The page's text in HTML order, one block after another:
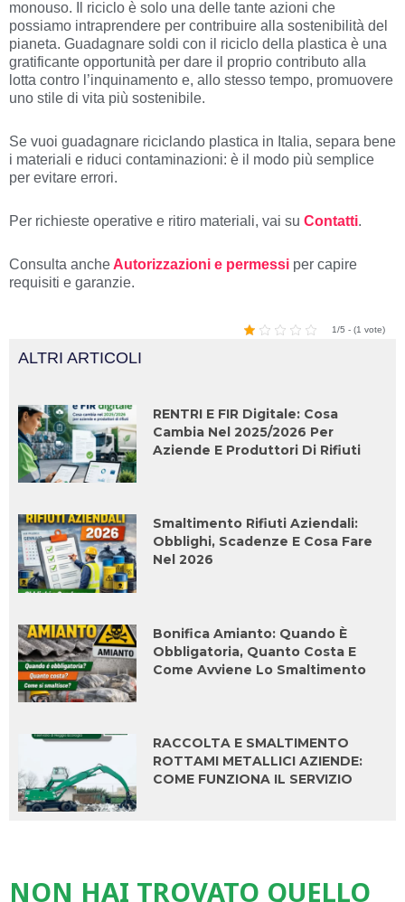
monouso. Il riciclo è solo una delle tante azioni che
possiamo intraprendere per contribuire alla sostenibilità del
pianeta. Guadagnare soldi con il riciclo della plastica è una
gratificante opportunità per dare il proprio contributo alla
lotta contro l’inquinamento e, allo stesso tempo, promuovere
uno stile di vita più sostenibile.
Se vuoi guadagnare riciclando plastica in Italia, separa bene
i materiali e riduci contaminazioni: è il modo più semplice
per evitare errori.
Per richieste operative e ritiro materiali, vai su Contatti.
Consulta anche Autorizzazioni e permessi per capire
requisiti e garanzie.
1/5 - (1 vote)
ALTRI ARTICOLI
RENTRI E FIR Digitale: Cosa
Cambia Nel 2025/2026 Per
Aziende E Produttori Di Rifiuti
Smaltimento Rifiuti Aziendali:
Obblighi, Scadenze E Cosa Fare
Nel 2026
Bonifica Amianto: Quando È
Obbligatoria, Quanto Costa E
Come Avviene Lo Smaltimento
RACCOLTA E SMALTIMENTO
ROTTAMI METALLICI AZIENDE:
COME FUNZIONA IL SERVIZIO
NON HAI TROVATO QUELLO